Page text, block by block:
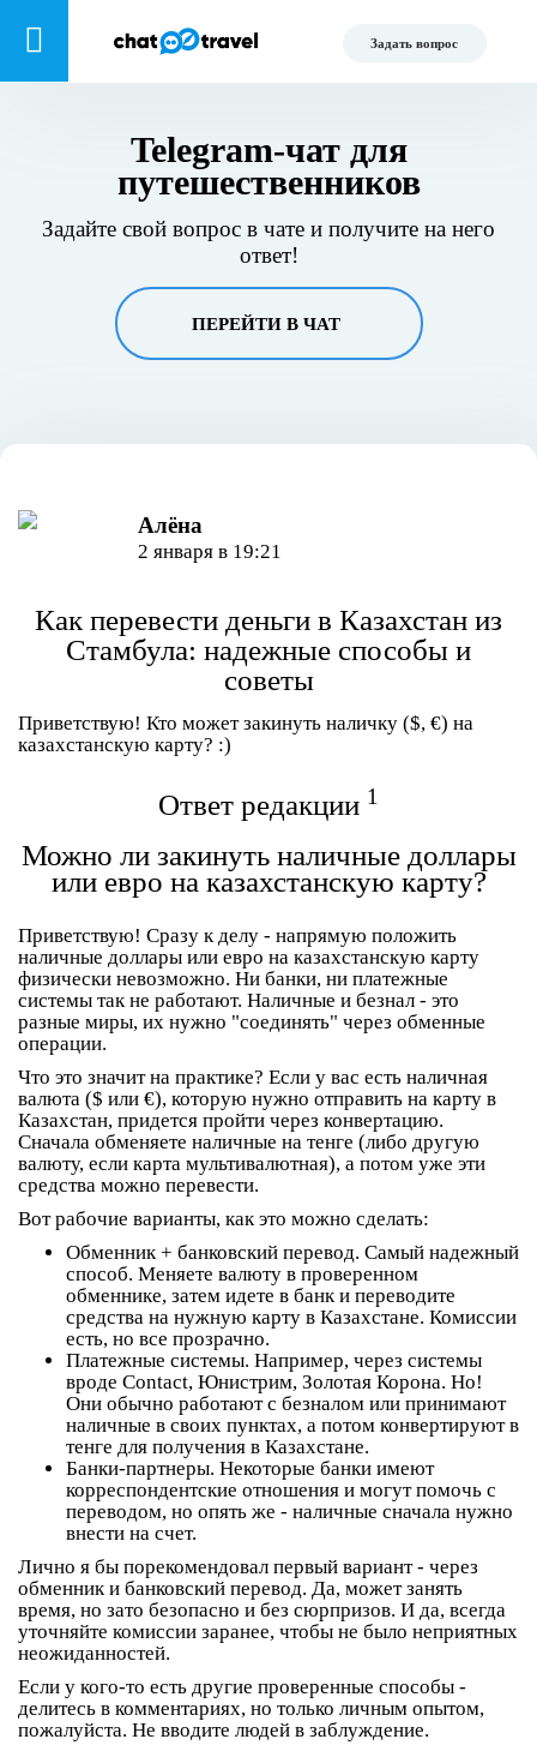
Задать вопрос
Telegram-чат для
путешественников
Задайте свой вопрос в чате и получите на него
ответ!
ПЕРЕЙТИ В ЧАТ
Алёна
2 января в 19:21
Как перевести деньги в Казахстан из
Стамбула: надежные способы и
советы
Приветствую! Кто может закинуть наличку ($, €) на
казахстанскую карту? :)
Ответ редакции 1
Можно ли закинуть наличные доллары
или евро на казахстанскую карту?
Приветствую! Сразу к делу - напрямую положить
наличные доллары или евро на казахстанскую карту
физически невозможно. Ни банки, ни платежные
системы так не работают. Наличные и безнал - это
разные миры, их нужно "соединять" через обменные
операции.
Что это значит на практике? Если у вас есть наличная
валюта ($ или €), которую нужно отправить на карту в
Казахстан, придется пройти через конвертацию.
Сначала обменяете наличные на тенге (либо другую
валюту, если карта мультивалютная), а потом уже эти
средства можно перевести.
Вот рабочие варианты, как это можно сделать:
Обменник + банковский перевод. Самый надежный
способ. Меняете валюту в проверенном
обменнике, затем идете в банк и переводите
средства на нужную карту в Казахстане. Комиссии
есть, но все прозрачно.
Платежные системы. Например, через системы
вроде Contact, Юнистрим, Золотая Корона. Но!
Они обычно работают с безналом или принимают
наличные в своих пунктах, а потом конвертируют в
тенге для получения в Казахстане.
Банки-партнеры. Некоторые банки имеют
корреспондентские отношения и могут помочь с
переводом, но опять же - наличные сначала нужно
внести на счет.
Лично я бы порекомендовал первый вариант - через
обменник и банковский перевод. Да, может занять
время, но зато безопасно и без сюрпризов. И да, всегда
уточняйте комиссии заранее, чтобы не было неприятных
неожиданностей.
Если у кого-то есть другие проверенные способы -
делитесь в комментариях, но только личным опытом,
пожалуйста. Не вводите людей в заблуждение.